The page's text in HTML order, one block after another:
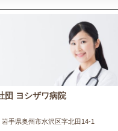
団 ヨシザワ病院
岩手県奥州市水沢区字北田14-1